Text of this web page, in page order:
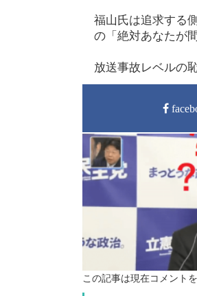
福山氏は追求する
の「絶対あなたが
放送事故レベルの
この記事は現在コメント